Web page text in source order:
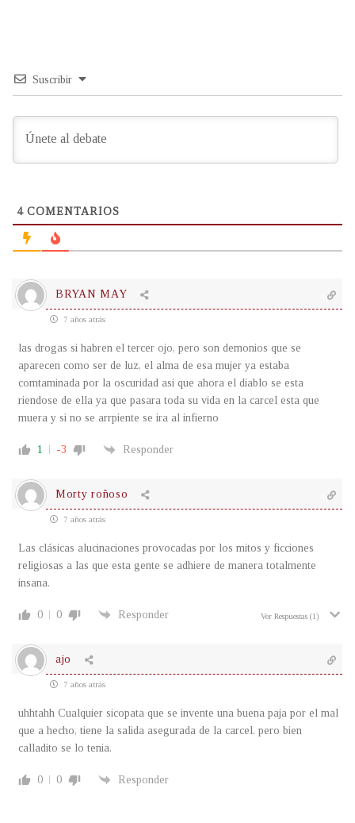
Suscribir
4COMENTARIOS
BRYAN MAY
7 años atrás
las drogas si habren el tercer ojo, pero son demonios que se
aparecen como ser de luz, el alma de esa mujer ya estaba
comtaminada por la oscuridad asi que ahora el diablo se esta
riendose de ella ya que pasara toda su vida en la carcel esta que
muera y si no se arrpiente se ira al infierno
1 -3 Responder
Morty roñoso
7 años atrás
Las clásicas alucinaciones provocadas por los mitos y ficciones
religiosas a las que esta gente se adhiere de manera totalmente
insana.
0 0 Responder Ver Respuestas (1)
ajo
7 años atrás
uhhtahh Cualquier sicopata que se invente una buena paja por el mal
que a hecho, tiene la salida asegurada de la carcel. pero bien
calladito se lo tenia.
0 0 Responder